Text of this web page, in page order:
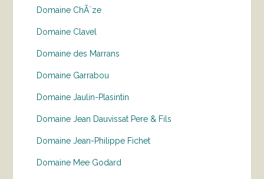
Domaine ChÃ¨ze
Domaine Clavel
Domaine des Marrans
Domaine Garrabou
Domaine Jaulin-Plasintin
Domaine Jean Dauvissat Pere & Fils
Domaine Jean-Philippe Fichet
Domaine Mee Godard